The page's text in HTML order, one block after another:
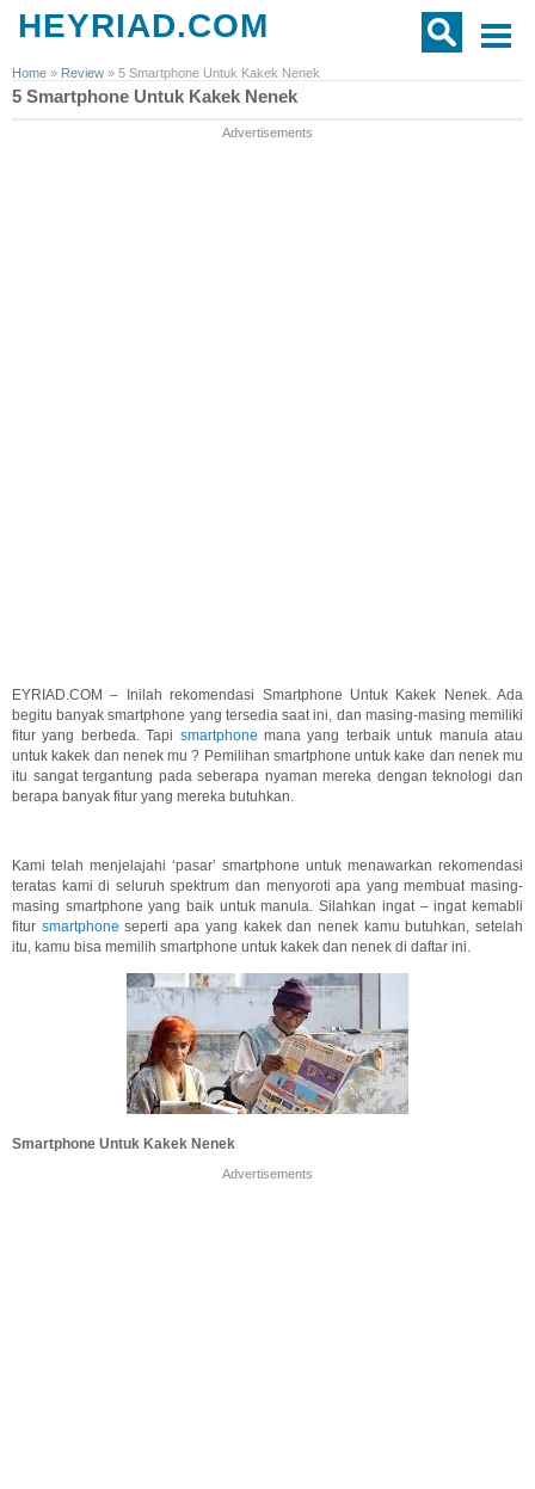
HEYRIAD.COM
Home » Review » 5 Smartphone Untuk Kakek Nenek
5 Smartphone Untuk Kakek Nenek
Advertisements
EYRIAD.COM – Inilah rekomendasi Smartphone Untuk Kakek Nenek. Ada
begitu banyak smartphone yang tersedia saat ini, dan masing-masing memiliki
fitur yang berbeda. Tapi smartphone mana yang terbaik untuk manula atau
untuk kakek dan nenek mu ? Pemilihan smartphone untuk kake dan nenek mu
itu sangat tergantung pada seberapa nyaman mereka dengan teknologi dan
berapa banyak fitur yang mereka butuhkan.
Kami telah menjelajahi ‘pasar’ smartphone untuk menawarkan rekomendasi
teratas kami di seluruh spektrum dan menyoroti apa yang membuat masing-
masing smartphone yang baik untuk manula. Silahkan ingat – ingat kemabli
fitur smartphoneseperti apa yang kakek dan nenek kamu butuhkan, setelah
itu, kamu bisa memilih smartphone untuk kakek dan nenek di daftar ini.
Smartphone Untuk Kakek Nenek
Advertisements